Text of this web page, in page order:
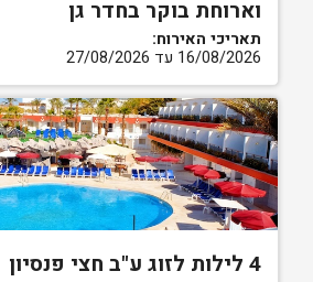
וארוחת בוקר בחדר גן
תאריכי האירוח:
16/08/2026 עד 27/08/2026
4 לילות לזוג ע"ב חצי פנסיון